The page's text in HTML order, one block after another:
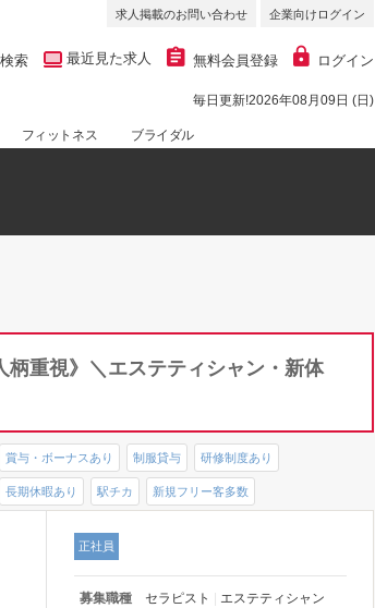
求人掲載のお問い合わせ 企業向けログイン
索 最近見た求人 無料会員登録 ログイン
毎日更新!2026年08月09日 (日)
フィットネス ブライダル
重視》＼エステティシャン・新体
賞与・ボーナスあり 制服貸与 研修制度あり
長期休暇あり 駅チカ 新規フリー客多数
正社員
募集職種 セラピスト エステティシャン